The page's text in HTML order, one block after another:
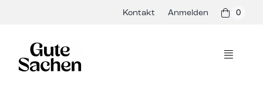
Kontakt Anmelden 0
Toggle